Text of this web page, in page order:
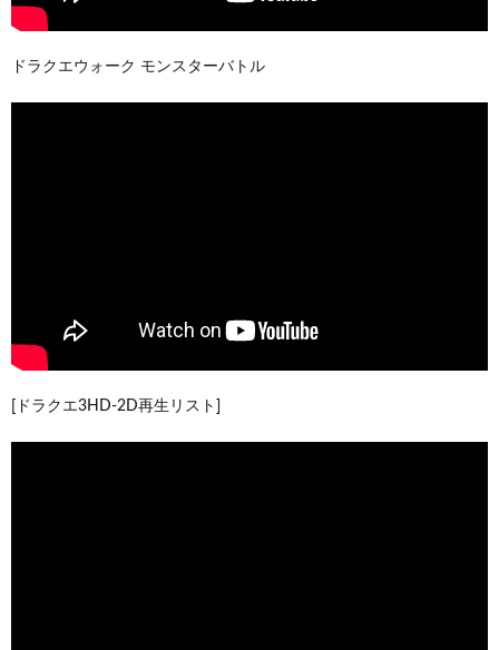
ドラクエウォーク モンスターバトル
[ドラクエ3HD-2D再生リスト]